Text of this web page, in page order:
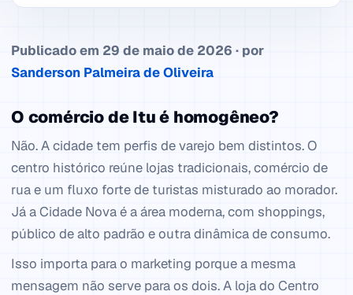
Publicado em 29 de maio de 2026 · por
Sanderson Palmeira de Oliveira
O comércio de Itu é homogêneo?
Não. A cidade tem perfis de varejo bem distintos. O
centro histórico reúne lojas tradicionais, comércio de
rua e um fluxo forte de turistas misturado ao morador.
Já a Cidade Nova é a área moderna, com shoppings,
público de alto padrão e outra dinâmica de consumo.
Isso importa para o marketing porque a mesma
mensagem não serve para os dois. A loja do Centro